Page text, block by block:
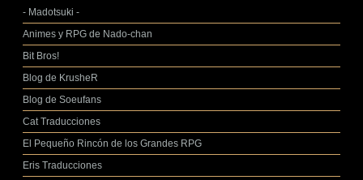
- Madotsuki -
Animes y RPG de Nado-chan
Bit Bros!
Blog de KrusheR
Blog de Soeufans
Cat Traducciones
El Pequeño Rincón de los Grandes RPG
Eris Traducciones